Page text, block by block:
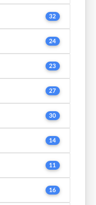
32
24
23
27
30
14
11
16